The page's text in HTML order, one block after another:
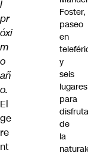
l
pr
óxi
m
o
añ
o.
El
ge
re
nt
Foster,
paseo
en
y
seis
lugares
para
de
la